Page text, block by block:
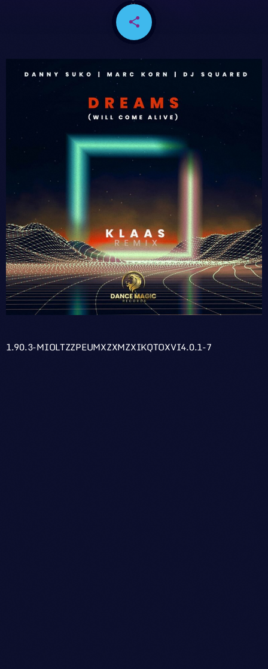
share
email
1.90.3-MIOLTZZPEUMXZXMZXIKQTOXVI4.0.1-7